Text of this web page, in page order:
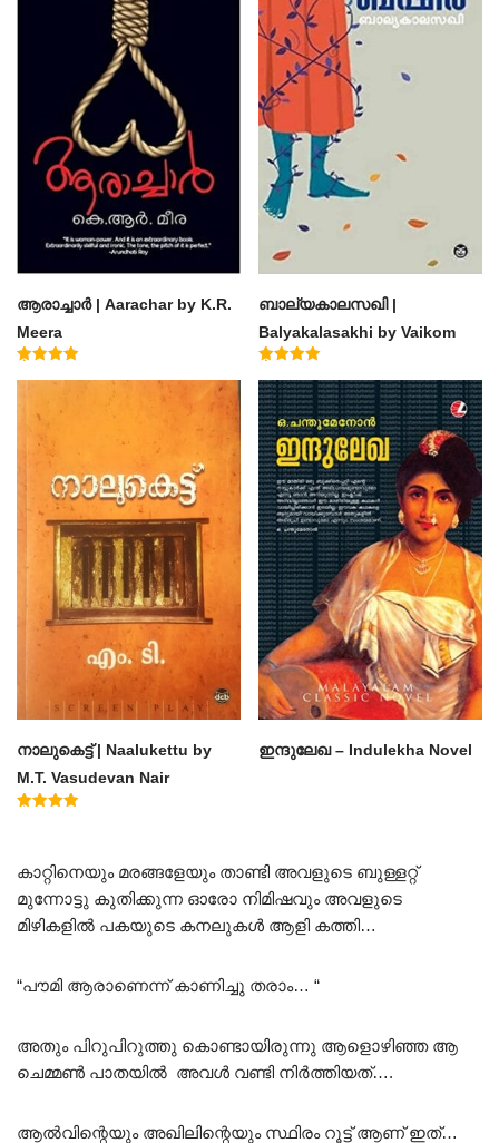
ആരാച്ചാര്‍ | Aarachar by K.R.
Meera
ബാല്യകാലസഖി |
Balyakalasakhi by Vaikom
Muhammad Basheer
4.60
out of 5
നാലുകെട്ട് | Naalukettu by
M.T. Vasudevan Nair
ഇന്ദുലേഖ – Indulekha Novel
കാറ്റിനെയും മരങ്ങളേയും താണ്ടി അവളുടെ ബുള്ളറ്റ്
മുന്നോട്ടു കുതിക്കുന്ന ഓരോ നിമിഷവും അവളുടെ
മിഴികളിൽ പകയുടെ കനലുകൾ ആളി കത്തി…
“പൗമി ആരാണെന്ന് കാണിച്ചു തരാം… “
അതും പിറുപിറുത്തു കൊണ്ടായിരുന്നു ആളൊഴിഞ്ഞ ആ
ചെമ്മൺ പാതയിൽ അവൾ വണ്ടി നിർത്തിയത്….
ആൽവിന്റെയും അഖിലിന്റെയും സ്ഥിരം റൂട്ട് ആണ് ഇത്…